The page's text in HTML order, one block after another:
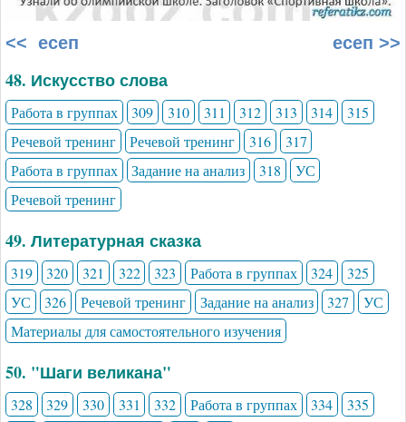
<< есеп есеп >>
48. Искусство слова
Работа в группах 309 310 311 312 313 314
315
Речевой тренинг
Речевой тренинг 316
317
Работа в группах
Задание на анализ 318
УС
Речевой тренинг
49. Литературная сказка
319 320 321 322 323 Работа в группах 324
325
УС
326 Речевой тренинг Задание на анализ 327
УС
Материалы для самостоятельного изучения
50. "Шаги великана"
328 329 330 331 332 Работа в группах 334
335